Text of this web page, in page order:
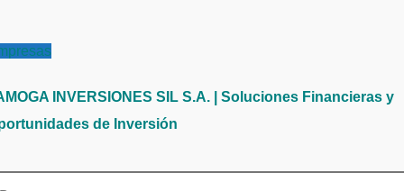
INVERSIONES SIL S.A. | Soluciones Financieras y
de Inversión